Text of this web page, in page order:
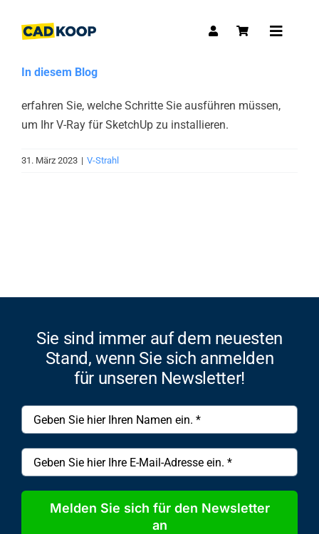
Toggle
In diesem Blog
erfahren Sie, welche Schritte Sie ausführen müssen,
um Ihr V-Ray für SketchUp zu installieren.
31. März 2023 | V-Strahl
Sie sind immer auf dem neuesten
Stand, wenn Sie sich anmelden
für unseren Newsletter!
Melden Sie sich für den Newsletter
an